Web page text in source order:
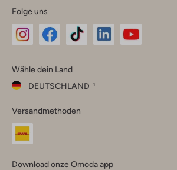
Folge uns
Instagram
Facebook
TikTok
Wähle dein Land
DEUTSCHLAND
dein
Land
Versandmethoden
Download onze Omoda app